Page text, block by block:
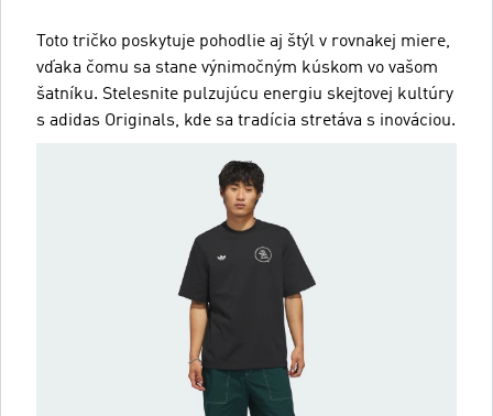
Toto tričko poskytuje pohodlie aj štýl v rovnakej miere,
vďaka čomu sa stane výnimočným kúskom vo vašom
šatníku. Stelesnite pulzujúcu energiu skejtovej kultúry
s adidas Originals, kde sa tradícia stretáva s inováciou.